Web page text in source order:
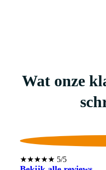
Wat onze
★★★★★ 5/5